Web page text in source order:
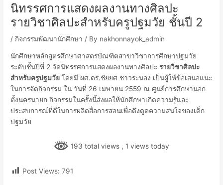
นิทรรศการแสดงผลงานทางศิลปะ
รายวิชาศิลปะสำหรับครูปฐมวัย ชั้นปี 2
/กิจกรรมพัฒนานักศึกษา / By nakhonnayok_admin
นักศึกษาหลักสูตรศึกษาศาสตรบัณฑิตสาขาวิชาการศึกษาปฐมวัย
ระดับชั้นปีที่ 2 จัดนิทรรศการแสดงผลงานทางศิลปะรายวิชาศิลปะ
สำหรับครูปฐมวัย โดยมี ผศ.ดร.ชัยยศ ชาวระนอง เป็นผู้ให้ข้อเสนอแนะ
ในการจัดกิจกรรม ใน วันที่ 26 เมษายน 2559 ณ ศูนย์การศึกษานอก
ตั้งนครนายก กิจกรรมในครั้งนี้ส่งผลให้นักศึกษาเกิดความรู้และ
ประสบการณ์ที่ดีในการผลิตสื่อการสอนเพื่อดึงดูดความสนใจของเด็ก
ปฐมวัย
193 total views , 1 views today
Post Views: 791